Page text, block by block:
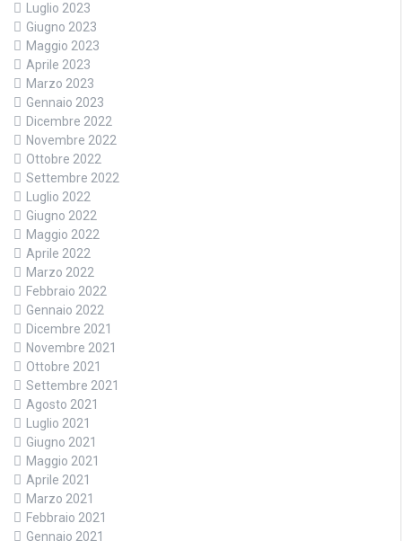
Luglio 2023
Giugno 2023
Maggio 2023
Aprile 2023
Marzo 2023
Gennaio 2023
Dicembre 2022
Novembre 2022
Ottobre 2022
Settembre 2022
Luglio 2022
Giugno 2022
Maggio 2022
Aprile 2022
Marzo 2022
Febbraio 2022
Gennaio 2022
Dicembre 2021
Novembre 2021
Ottobre 2021
Settembre 2021
Agosto 2021
Luglio 2021
Giugno 2021
Maggio 2021
Aprile 2021
Marzo 2021
Febbraio 2021
Gennaio 2021